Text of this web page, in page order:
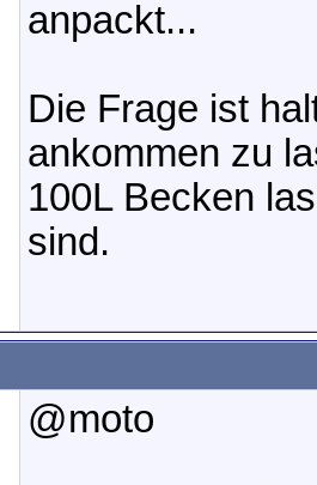
anpackt...
Die Frage ist
ankommen zu
100L Becken
sind.
@moto